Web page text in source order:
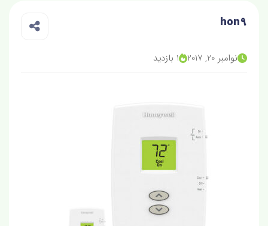
hon9
نوامبر 20, 2017 1 بازدید